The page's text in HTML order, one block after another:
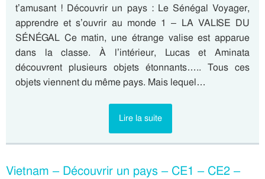
t’amusant ! Découvrir un pays : Le Sénégal Voyager,
apprendre et s’ouvrir au monde 1 – LA VALISE DU
SÉNÉGAL Ce matin, une étrange valise est apparue
dans la classe. À l’intérieur, Lucas et Aminata
découvrent plusieurs objets étonnants….. Tous ces
objets viennent du même pays. Mais lequel…
Lire la suite
Vietnam – Découvrir un pays – CE1 – CE2 –